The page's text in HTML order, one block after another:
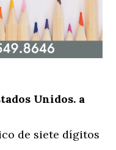
Unidos. a
de siete dígitos